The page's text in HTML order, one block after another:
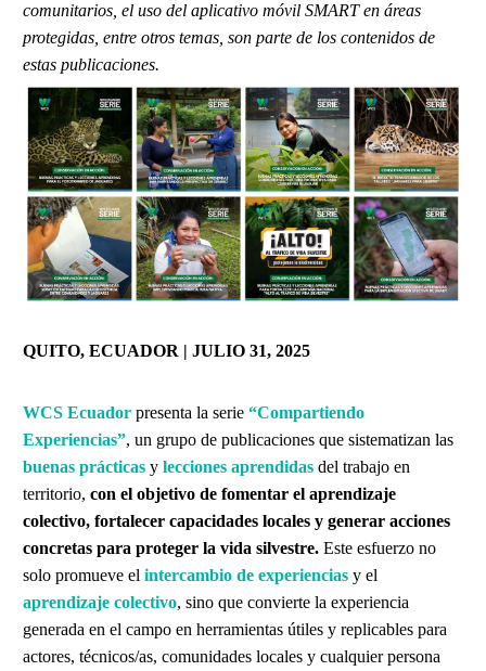
comunitarios, el uso del aplicativo móvil SMART en áreas
protegidas, entre otros temas, son parte de los contenidos de
estas publicaciones.
QUITO, ECUADOR | JULIO 31, 2025
WCS Ecuador presenta la serie “Compartiendo
Experiencias”, un grupo de publicaciones que sistematizan las
buenas prácticas y lecciones aprendidas del trabajo en
territorio, con el objetivo de fomentar el aprendizaje
colectivo, fortalecer capacidades locales y generar acciones
concretas para proteger la vida silvestre. Este esfuerzo no
solo promueve el intercambio de experiencias y el
aprendizaje colectivo, sino que convierte la experiencia
generada en el campo en herramientas útiles y replicables para
actores, técnicos/as, comunidades locales y cualquier persona